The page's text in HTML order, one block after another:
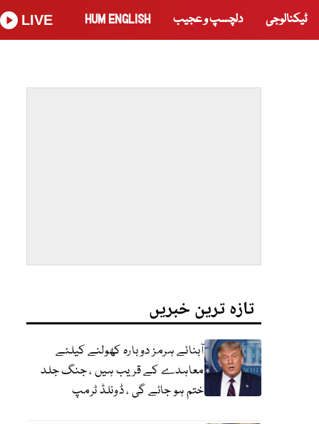
ٹیکنالوجی دلچسپ و عجیب HUM ENGLISH
LIVE
تازہ ترین خبریں
آبنائے ہرمز دوبارہ کھولنے کیلئے
معاہدے کے قریب ہیں ، جنگ جلد
ختم ہو جائے گی ، ڈونلڈ ٹرمپ